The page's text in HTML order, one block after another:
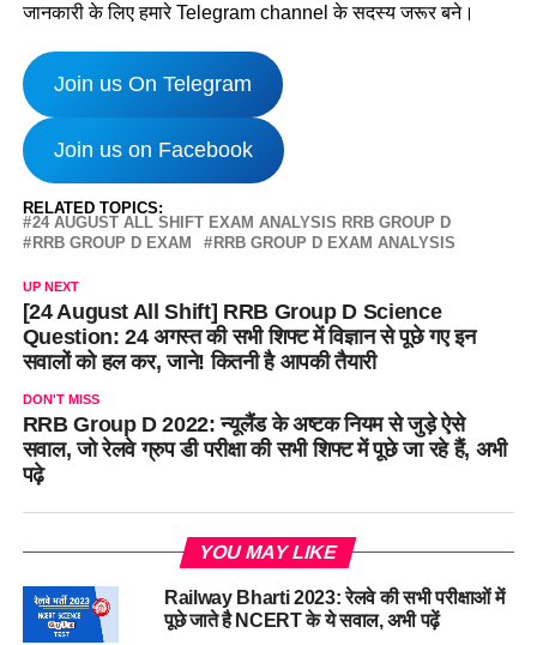
जानकारी के लिए हमारे Telegram channel के सदस्य जरूर बने।
Join us On Telegram
Join us on Facebook
RELATED TOPICS:
24 AUGUST ALL SHIFT EXAM ANALYSIS RRB GROUP D
RRB GROUP D EXAM
RRB GROUP D EXAM ANALYSIS
UP NEXT
[24 August All Shift] RRB Group D Science
Question: 24 अगस्त की सभी शिफ्ट में विज्ञान से पूछे गए इन
सवालों को हल कर, जाने! कितनी है आपकी तैयारी
DON'T MISS
RRB Group D 2022: न्यूलैंड के अष्टक नियम से जुड़े ऐसे
सवाल, जो रेलवे ग्रुप डी परीक्षा की सभी शिफ्ट में पूछे जा रहे हैं, अभी
पढ़े
YOU MAY LIKE
Railway Bharti 2023: रेलवे की सभी परीक्षाओं में
पूछे जाते है NCERT के ये सवाल, अभी पढ़ें